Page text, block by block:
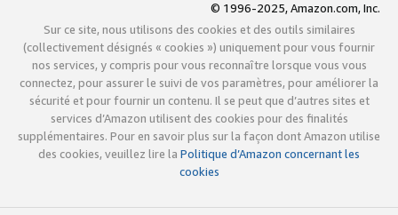
© 1996-2025, Amazon.com, Inc.
Sur ce site, nous utilisons des cookies et des outils similaires
(collectivement désignés « cookies ») uniquement pour vous fournir
nos services, y compris pour vous reconnaître lorsque vous vous
connectez, pour assurer le suivi de vos paramètres, pour améliorer la
sécurité et pour fournir un contenu. Il se peut que d’autres sites et
services d’Amazon utilisent des cookies pour des finalités
supplémentaires. Pour en savoir plus sur la façon dont Amazon utilise
des cookies, veuillez lire la Politique d’Amazon concernant les
cookies